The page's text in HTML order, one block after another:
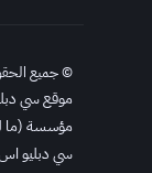
© جميع الحقوق محفوظة
موقع سي
مؤسسة (ما
سي دبليو اس